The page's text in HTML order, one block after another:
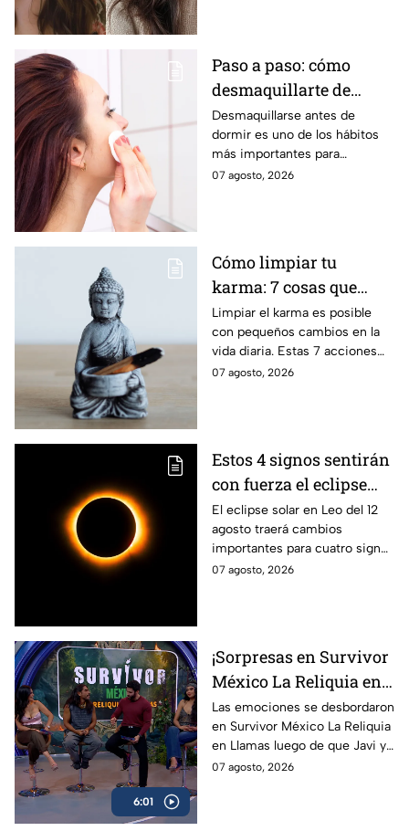
Paso a paso: cómo
desmaquillarte de
noche para cuidar tu
piel y evitar arrugas
Desmaquillarse antes de
dormir es uno de los hábitos
más importantes para
mantener la piel sana y
barrera cutánea, prevenir la
obstrucción de los poros y
prevenir la aparición de
arrugas tempranas.
07 agosto, 2026
Cómo limpiar tu
karma: 7 cosas que
debes hacer desde
ahora
Limpiar el karma es posible
con pequeños cambios en la
vida diaria. Estas 7 acciones
pueden ayudarte a soltar lo
07 agosto, 2026
Estos 4 signos sentirán
con fuerza el eclipse
solar del 12 de agosto
El eclipse solar en Leo del 12
agosto traerá cambios
importantes para cuatro signos
del zodiaco, que podrían
07 agosto, 2026
6:01
¡Sorpresas en Survivor
México La Reliquia en
Llamas! Capitanes
CAMBIAN de equipos y
Rey Grupero habla de
su salida
Las emociones se desbordaron
en Survivor México La Reliquia
en Llamas luego de que Javi y
Sebastián tuvieran que
07 agosto, 2026